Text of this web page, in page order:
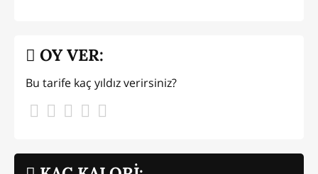
OY VER:
Bu tarife kaç yıldız verirsiniz?